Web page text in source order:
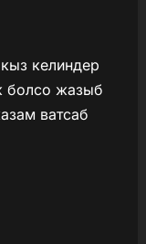
келиндер
болсо жазыб
ватсаб